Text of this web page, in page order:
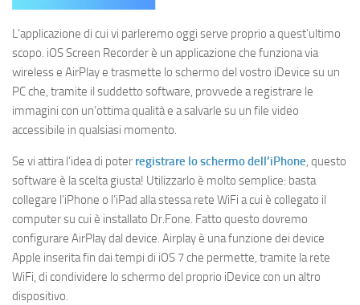
L’applicazione di cui vi parleremo oggi serve proprio a quest’ultimo
scopo. iOS Screen Recorder è un applicazione che funziona via
wireless e AirPlay e trasmette lo schermo del vostro iDevice su un
PC che, tramite il suddetto software, provvede a registrare le
immagini con un’ottima qualità e a salvarle su un file video
accessibile in qualsiasi momento.
Se vi attira l’idea di poter registrare lo schermo dell’iPhone, questo
software è la scelta giusta! Utilizzarlo è molto semplice: basta
collegare l’iPhone o l’iPad alla stessa rete WiFi a cui è collegato il
computer su cui è installato Dr.Fone. Fatto questo dovremo
configurare AirPlay dal device. Airplay è una funzione dei device
Apple inserita fin dai tempi di iOS 7 che permette, tramite la rete
WiFi, di condividere lo schermo del proprio iDevice con un altro
dispositivo.